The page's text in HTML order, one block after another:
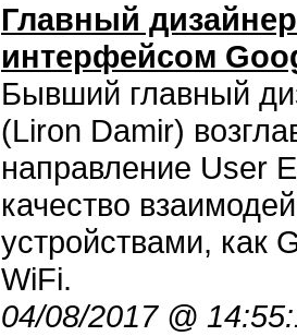
Главный
интерфейсом
Бывший главный
(Liron Damir)
направление User
качество
устройствами, как
WiFi.
04/08/2017 @